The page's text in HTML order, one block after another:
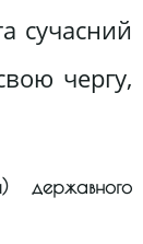
сучасний
чергу,
державного